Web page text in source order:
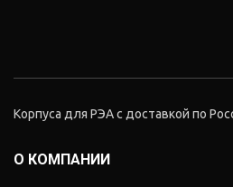
Корпуса для РЭА с доставкой по
О КОМПАНИИ